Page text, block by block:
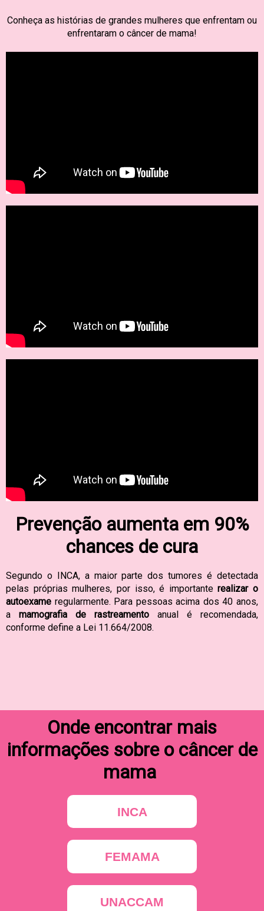
Conheça as histórias de grandes mulheres que enfrentam ou
enfrentaram o câncer de mama!
Prevenção aumenta em 90%
chances de cura
Segundo o INCA, a maior parte dos tumores é detectada
pelas próprias mulheres, por isso, é importanterealizar o
autoexame regularmente. Para pessoas acima dos 40 anos,
a mamografia de rastreamento anual é recomendada,
conforme define a Lei 11.664/2008.
Onde encontrar mais
informações sobre o câncer de
mama
INCA
FEMAMA
UNACCAM